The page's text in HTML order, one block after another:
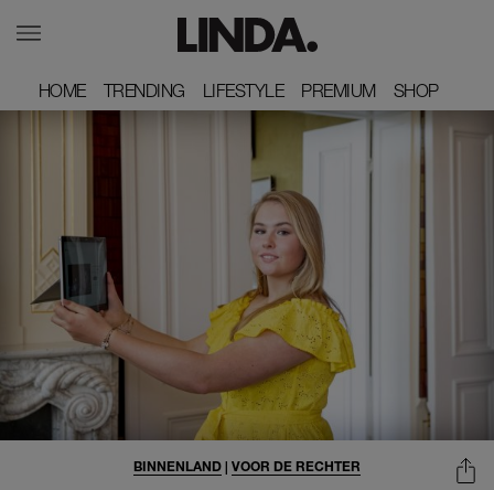
HOME
HOME TRENDING
TRENDING LIFESTYLE
LIFESTYLE PREMIUM
PREMIUM SHOP
SHOP
BINNENLAND | VOOR DE RECHTER